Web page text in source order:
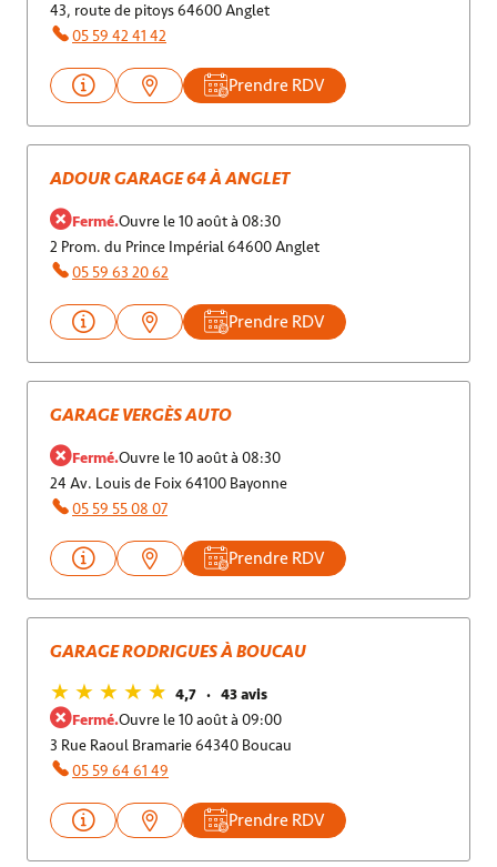
43, route de pitoys 64600 Anglet
05 59 42 41 42
Prendre RDV
ADOUR GARAGE 64 À ANGLET
Fermé.Ouvre le 10 août à 08:30
2 Prom. du Prince Impérial 64600 Anglet
05 59 63 20 62
Prendre RDV
GARAGE VERGÈS AUTO
Fermé.Ouvre le 10 août à 08:30
24 Av. Louis de Foix 64100 Bayonne
05 59 55 08 07
Prendre RDV
GARAGE RODRIGUES À BOUCAU
4,7
43 avis
Fermé.Ouvre le 10 août à 09:00
3 Rue Raoul Bramarie 64340 Boucau
05 59 64 61 49
Prendre RDV